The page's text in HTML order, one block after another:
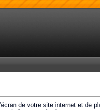
de votre site internet et de